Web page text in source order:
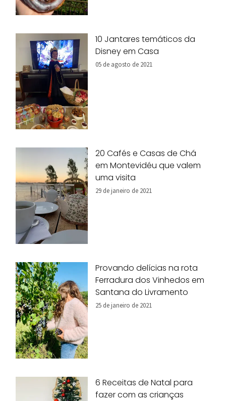
10 Jantares temáticos da
Disney em Casa
05 de agosto de 2021
20 Cafés e Casas de Chá
em Montevidéu que valem
uma visita
29 de janeiro de 2021
Provando delícias na rota
Ferradura dos Vinhedos em
Santana do Livramento
25 de janeiro de 2021
6 Receitas de Natal para
fazer com as crianças